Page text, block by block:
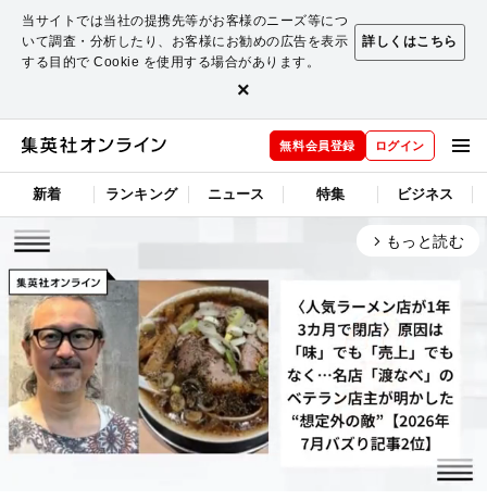
当サイトでは当社の提携先等がお客様のニーズ等につ
いて調査・分析したり、お客様にお勧めの広告を表示
する目的で Cookie を使用する場合があります。
詳しくはこちら
×
無料会員登録 ログイン
新着 ランキング ニュース 特集 ビジネス
arrow_forward_ios もっと読む